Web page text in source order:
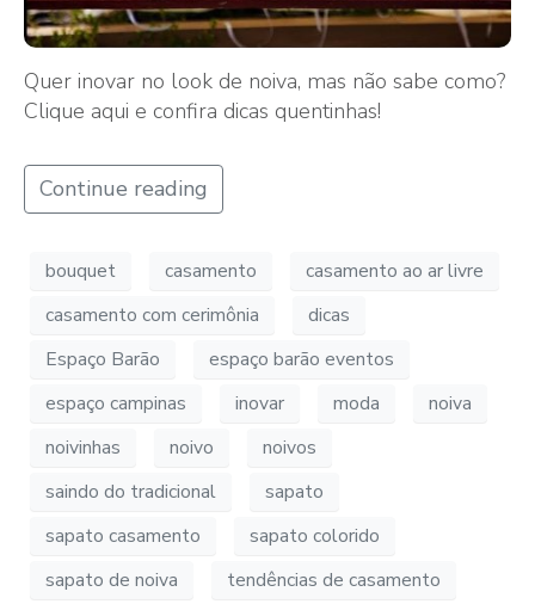
Quer inovar no look de noiva, mas não sabe como?
Clique aqui e confira dicas quentinhas!
Continue reading
bouquet casamento
casamento ao ar livre
casamento com cerimônia
dicas
Espaço Barão
espaço barão eventos
espaço campinas
inovar moda
noiva
noivinhas
noivo
noivos
saindo do tradicional
sapato
sapato casamento
sapato colorido
sapato de noiva
tendências de casamento